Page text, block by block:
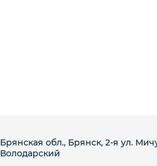
Брянская обл., Брянск, 2-я ул.
Володарский